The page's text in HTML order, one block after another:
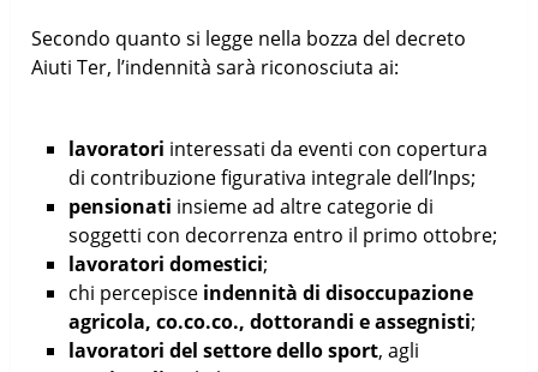
Secondo quanto si legge nella bozza del decreto
Aiuti Ter, l’indennità sarà riconosciuta ai:
lavoratori interessati da eventi con copertura
di contribuzione figurativa integrale dell’Inps;
pensionati insieme ad altre categorie di
soggetti con decorrenza entro il primo ottobre;
lavoratori domestici;
chi percepisceindennità di disoccupazione
agricola, co.co.co., dottorandi e assegnisti;
lavoratori del settore dello sport, agli